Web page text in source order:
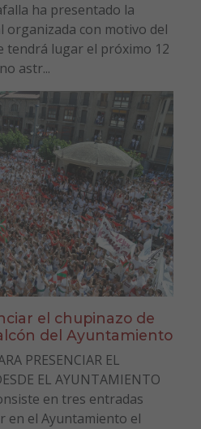
ha presentado la
organizada con motivo del
tendrá lugar el próximo 12
astr...
el chupinazo de
del Ayuntamiento
PRESENCIAR EL
EL AYUNTAMIENTO
en tres entradas
en el Ayuntamiento el